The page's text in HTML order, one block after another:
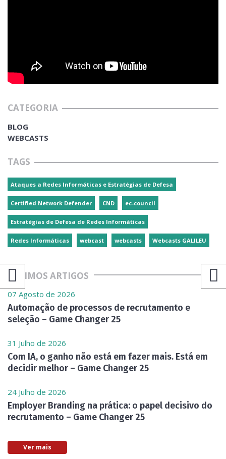
CATEGORIA
BLOG
WEBCASTS
TAGS
Ataques a Redes Informáticas e Estratégias de Defesa
Certified Network Defender CND ec-council
Estratégias de Defesa de Redes Informáticas
Redes Informáticas webcast webcasts Webcasts GALILEU
ÚLTIMOS ARTIGOS
07 Agosto de 2026
Automação de processos de recrutamento e
seleção – Game Changer 25
31 Julho de 2026
Com IA, o ganho não está em fazer mais. Está em
decidir melhor – Game Changer 25
24 Julho de 2026
Employer Branding na prática: o papel decisivo do
recrutamento – Game Changer 25
Ver mais